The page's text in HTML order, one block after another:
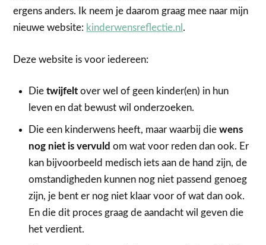
ergens anders. Ik neem je daarom graag mee naar mijn
nieuwe website: kinderwensreflectie.nl .
Deze website is voor iedereen:
Die twijfelt over wel of geen kinder(en) in hun
leven en dat bewust wil onderzoeken.
Die een kinderwens heeft, maar waarbij die wens
nog niet is vervuld om wat voor reden dan ook. Er
kan bijvoorbeeld medisch iets aan de hand zijn, de
omstandigheden kunnen nog niet passend genoeg
zijn, je bent er nog niet klaar voor of wat dan ook.
En die dit proces graag de aandacht wil geven die
het verdient.